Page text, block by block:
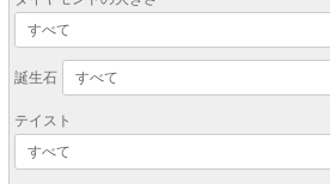
誕生石
テイスト